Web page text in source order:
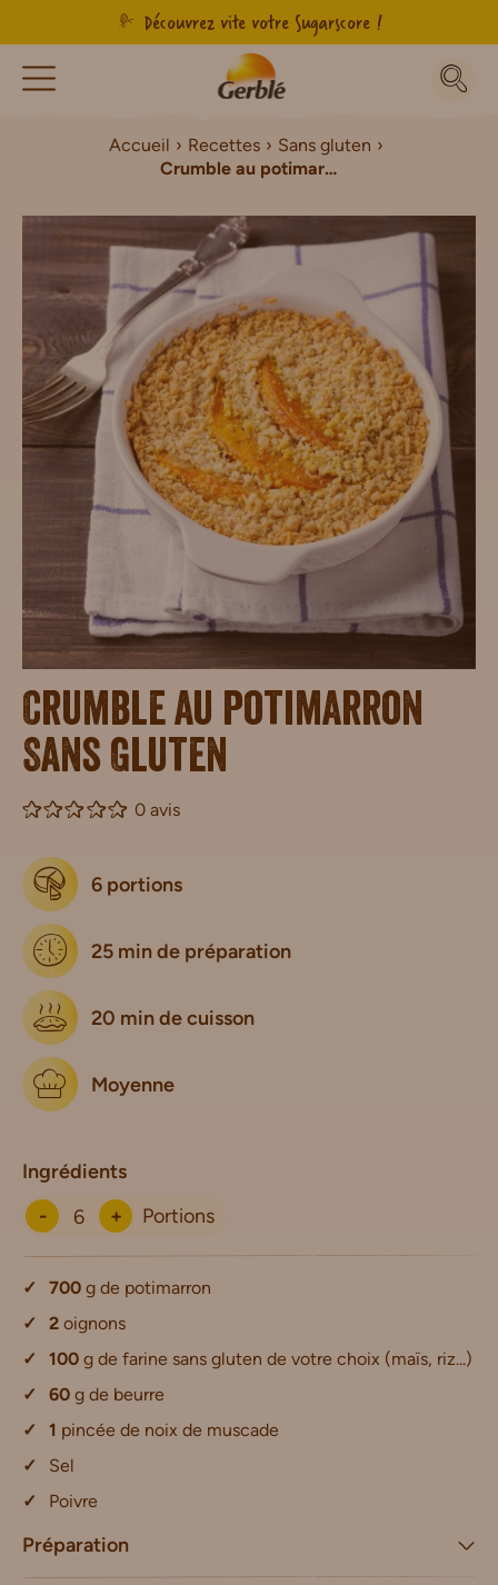
Découvrez vite votre Sugarscore !
Accueil Recettes
Sans gluten
Crumble au potimarron Sans Gluten
Crumble au potimarron
Sans Gluten
0 avis
6 portions
25 min de préparation
20 min de cuisson
Moyenne
Ingrédients
-
+ Portions
700 g de potimarron
2 oignons
100 g de farine sans gluten de votre choix (maïs, riz...)
60 g de beurre
1 pincée de noix de muscade
Sel
Poivre
Préparation